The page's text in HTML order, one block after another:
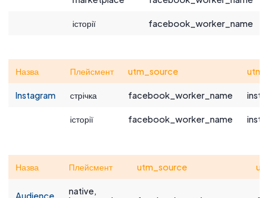
історії facebook_worker_name
Назва Плейсмент utm_source
Instagram стрічка facebook_worker_name
історії facebook_worker_name
Назва Плейсмент utm_source
Audience
native,